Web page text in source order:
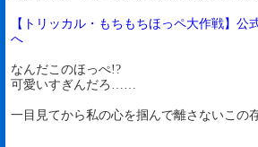
【トリッカル・もちもちほっペ大作戦】公
へ
なんだこのほっぺ!?
可愛いすぎんだろ……
一目見てから私の心を掴んで離さないこ